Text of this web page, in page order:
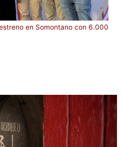
en Somontano con 6.000